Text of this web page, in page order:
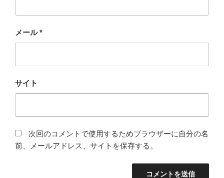
メール*
サイト
次回のコメントで使用するためブラウザーに自分の名
前、メールアドレス、サイトを保存する。